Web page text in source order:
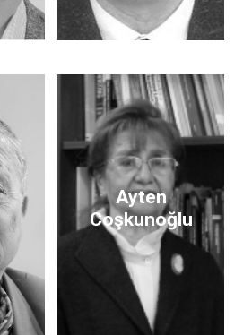
Ayten
Coşkunoğlu